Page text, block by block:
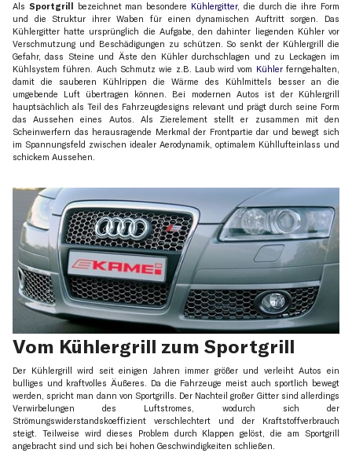
Als Sportgrill bezeichnet man besondere Kühlergitter, die durch die ihre Form
und die Struktur ihrer Waben für einen dynamischen Auftritt sorgen. Das
Kühlergitter hatte ursprünglich die Aufgabe, den dahinter liegenden Kühler vor
Verschmutzung und Beschädigungen zu schützen. So senkt der Kühlergrill die
Gefahr, dass Steine und Äste den Kühler durchschlagen und zu Leckagen im
Kühlsystem führen. Auch Schmutz wie z.B. Laub wird vom Kühlerferngehalten,
damit die sauberen Kühlrippen die Wärme des Kühlmittels besser an die
umgebende Luft übertragen können. Bei modernen Autos ist der Kühlergrill
hauptsächlich als Teil des Fahrzeugdesigns relevant und prägt durch seine Form
das Aussehen eines Autos. Als Zierelement stellt er zusammen mit den
Scheinwerfern das herausragende Merkmal der Frontpartie dar und bewegt sich
im Spannungsfeld zwischen idealer Aerodynamik, optimalem Kühllufteinlass und
schickem Aussehen.
Vom Kühlergrill zum Sportgrill
Der Kühlergrill wird seit einigen Jahren immer größer und verleiht Autos ein
bulliges und kraftvolles Äußeres. Da die Fahrzeuge meist auch sportlich bewegt
werden, spricht man dann von Sportgrills. Der Nachteil großer Gitter sind allerdings
Verwirbelungen des Luftstromes, wodurch sich der
Strömungswiderstandskoeffizient verschlechtert und der Kraftstoffverbrauch
steigt. Teilweise wird dieses Problem durch Klappen gelöst, die am Sportgrill
angebracht sind und sich bei hohen Geschwindigkeiten schließen.